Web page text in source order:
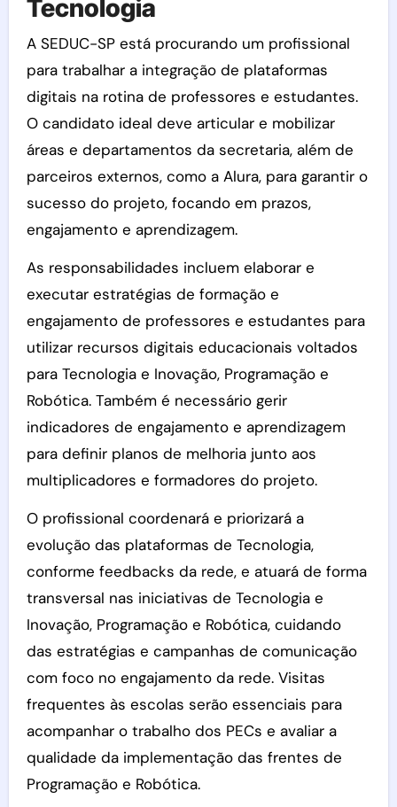
Tecnologia
A SEDUC-SP está procurando um profissional
para trabalhar a integração de plataformas
digitais na rotina de professores e estudantes.
O candidato ideal deve articular e mobilizar
áreas e departamentos da secretaria, além de
parceiros externos, como a Alura, para garantir o
sucesso do projeto, focando em prazos,
engajamento e aprendizagem.
As responsabilidades incluem elaborar e
executar estratégias de formação e
engajamento de professores e estudantes para
utilizar recursos digitais educacionais voltados
para Tecnologia e Inovação, Programação e
Robótica. Também é necessário gerir
indicadores de engajamento e aprendizagem
para definir planos de melhoria junto aos
multiplicadores e formadores do projeto.
O profissional coordenará e priorizará a
evolução das plataformas de Tecnologia,
conforme feedbacks da rede, e atuará de forma
transversal nas iniciativas de Tecnologia e
Inovação, Programação e Robótica, cuidando
das estratégias e campanhas de comunicação
com foco no engajamento da rede. Visitas
frequentes às escolas serão essenciais para
acompanhar o trabalho dos PECs e avaliar a
qualidade da implementação das frentes de
Programação e Robótica.